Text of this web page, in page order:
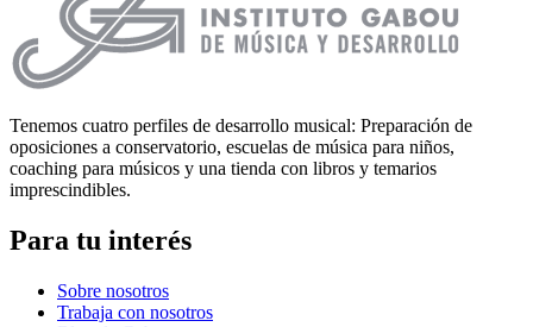
Tenemos cuatro perfiles de desarrollo musical: Preparación de
oposiciones a conservatorio, escuelas de música para niños,
coaching para músicos y una tienda con libros y temarios
imprescindibles.
Para tu interés
Sobre nosotros
Trabaja con nosotros